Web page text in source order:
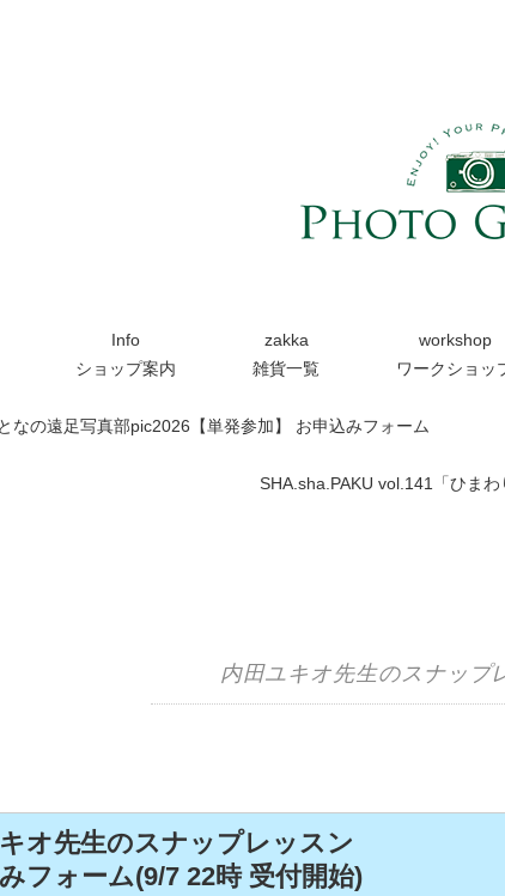
Info
ショップ案内
zakka
雑貨一覧
workshop
ワークショッ
なの遠足写真部pic2026【単発参加】 お申込みフォーム
SHA.sha.PAKU vol.141「ひま
内田ユキオ先生のスナップ
オ先生のスナップレッスン
フォーム(9/7 22時 受付開始)